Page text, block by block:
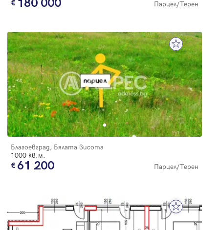
180 000 Парцел/Терен
Благоевград, Бялата висота
1000 кв.м.
61 200 Парцел/Терен